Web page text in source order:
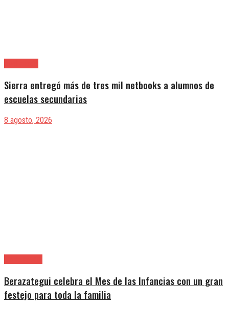
Sierra entregó más de tres mil netbooks a alumnos de
escuelas secundarias
8 agosto, 2026
Berazategui celebra el Mes de las Infancias con un gran
festejo para toda la familia